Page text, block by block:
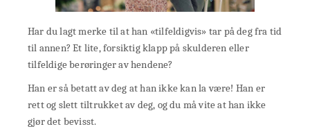
Har du lagt merke til at han «tilfeldigvis» tar på deg fra tid
til annen? Et lite, forsiktig klapp på skulderen eller
tilfeldige berøringer av hendene?
Han er så betatt av deg at han ikke kan la være! Han er
rett og slett tiltrukket av deg, og du må vite at han ikke
gjør det bevisst.